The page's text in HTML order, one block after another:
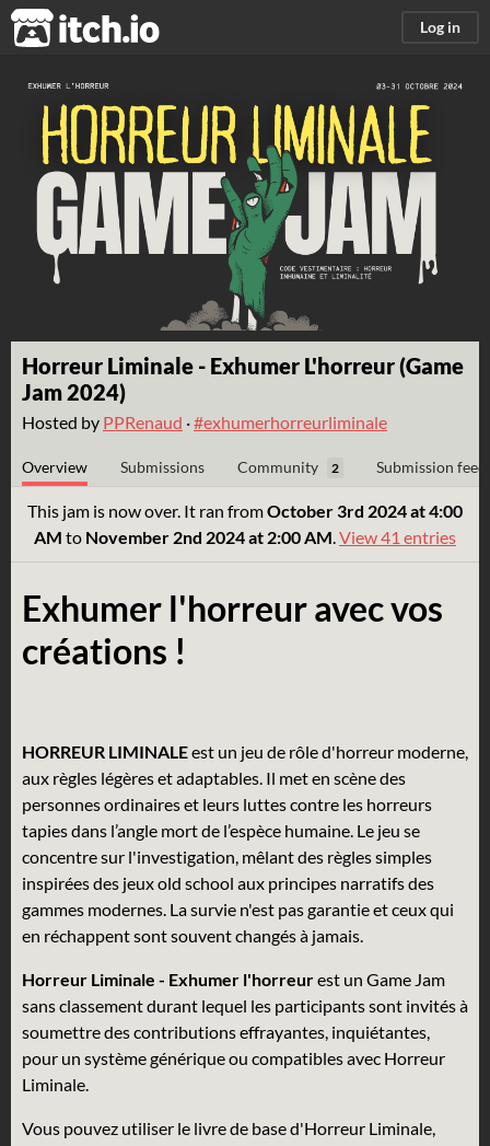
itch.io Log in
Horreur Liminale - Exhumer L'horreur (Game
Jam 2024)
Hosted by PPRenaud ·#exhumerhorreurliminale
Overview Submissions Community 2 Submission feed
This jam is now over. It ran fromOctober 3rd 2024 at 4:00
AM to November 2nd 2024 at 2:00 AM.View 41 entries
Exhumer l'horreur avec vos
créations !
HORREUR LIMINALEest un jeu de rôle d'horreur moderne,
aux règles légères et adaptables. Il met en scène des
personnes ordinaires et leurs luttes contre les horreurs
tapies dans l’angle mort de l’espèce humaine. Le jeu se
concentre sur l'investigation, mêlant des règles simples
inspirées des jeux old school aux principes narratifs des
gammes modernes. La survie n'est pas garantie et ceux qui
en réchappent sont souvent changés à jamais.
Horreur Liminale - Exhumer l'horreurest un Game Jam
sans classement durant lequel les participants sont invités à
soumettre des contributions effrayantes, inquiétantes,
pour un système générique ou compatibles avec Horreur
Liminale.
Vous pouvez utiliser le livre de base d'Horreur Liminale,